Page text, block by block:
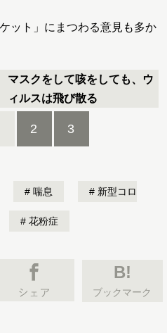
ット」にまつわる意見も多か
マスクをして咳をしても、ウ
ィルスは飛び散る
2 3
喘息 新型コロ
花粉症
B!
ブックマーク